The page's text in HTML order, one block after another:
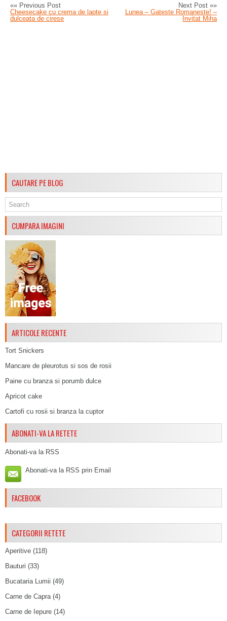
«« Previous Post
Cheesecake cu crema de lapte si
dulceata de cirese
Next Post »»
Lunea – Gateste Romaneste! –
Invitat Miha
CAUTARE PE BLOG
CUMPARA IMAGINI
ARTICOLE RECENTE
Tort Snickers
Mancare de pleurotus si sos de rosii
Paine cu branza si porumb dulce
Apricot cake
Cartofi cu rosii si branza la cuptor
ABONATI-VA LA RETETE
Abonati-va la RSS
Abonati-va la RSS prin Email
FACEBOOK
CATEGORII RETETE
Aperitive (118)
Bauturi (33)
Bucataria Lumii (49)
Carne de Capra(4)
Carne de Iepure (14)